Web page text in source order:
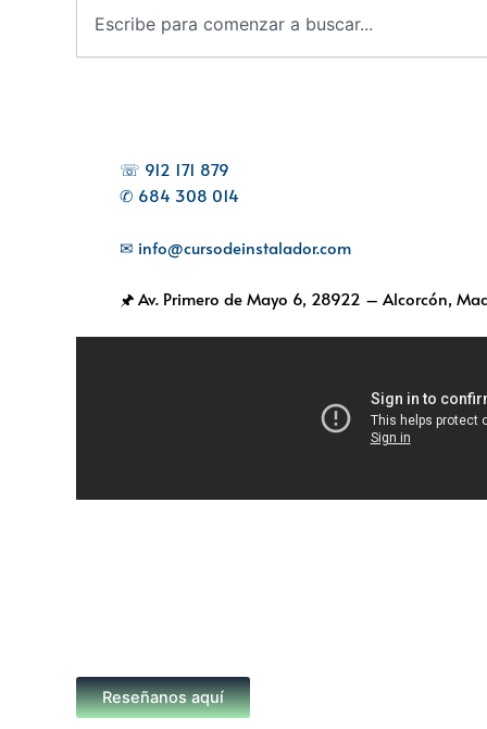
☏ 912 171 879
✆ 684 308 014
✉ info@cursodeinstalador.com
🖈 Av. Primero de Mayo 6, 28922 – Alcorcón,
Reseñanos aquí